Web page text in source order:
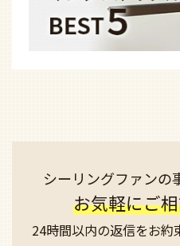
シーリングファンの
お気軽にご
24時間以内の返信をお約